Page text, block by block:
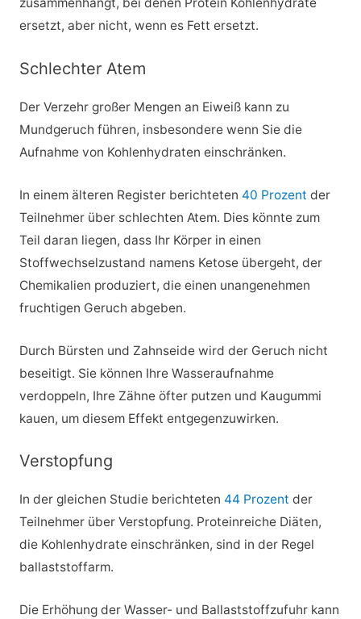
ersetzt, aber nicht, wenn es Fett ersetzt.
Schlechter Atem
Der Verzehr großer Mengen an Eiweiß kann zu
Mundgeruch führen, insbesondere wenn Sie die
Aufnahme von Kohlenhydraten einschränken.
In einem älteren Register berichteten 40 Prozent der
Teilnehmer über schlechten Atem. Dies könnte zum
Teil daran liegen, dass Ihr Körper in einen
Stoffwechselzustand namens Ketose übergeht, der
Chemikalien produziert, die einen unangenehmen
fruchtigen Geruch abgeben.
Durch Bürsten und Zahnseide wird der Geruch nicht
beseitigt. Sie können Ihre Wasseraufnahme
verdoppeln, Ihre Zähne öfter putzen und Kaugummi
kauen, um diesem Effekt entgegenzuwirken.
Verstopfung
In der gleichen Studie berichteten 44 Prozent der
Teilnehmer über Verstopfung. Proteinreiche Diäten,
die Kohlenhydrate einschränken, sind in der Regel
ballaststoffarm.
Die Erhöhung der Wasser- und Ballaststoffzufuhr kann